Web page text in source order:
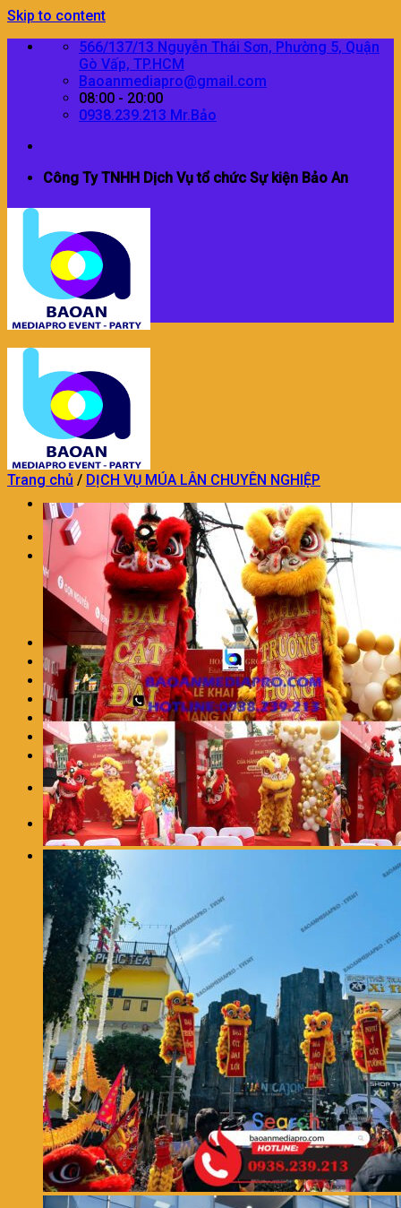
Skip to content
566/137/13 Nguyễn Thái Sơn, Phường 5, Quận
Gò Vấp, TP.HCM
Baoanmediapro@gmail.com
08:00 - 20:00
0938.239.213 Mr.Bảo
Công Ty TNHH Dịch Vụ tổ chức Sự kiện Bảo An
Trang chủ
TỔ CHỨC SỰ KIỆN
TỔ CHỨC SỰ KIỆN KHAI TRƯƠNG
DỊCH VỤ TỔ CHỨC SINH NHẬT
DỊCH VỤ TỔ CHỨC TRUNG THU
TỔ CHỨC SỰ KIỆN TRON GÓI KHÁC
TRANG TRÍ THÔI NÔI SINH NHẬT
DỊCH VỤ MÚA LÂN CHUYÊN NGHIỆP
DỊCH VỤ TRANG TRÍ KHAI TRƯƠNG
DỊCH VỤ NHÂN SỰ SỰ KIỆN
CHO THUÊ ÂM THANH ÁNH SÁNG
LIÊN HỆ
BÁO GIÁ
0
Giỏ hàng
Chưa có sản phẩm trong giỏ hàng.
Trang chủ / DỊCH VỤ MÚA LÂN CHUYÊN NGHIỆP